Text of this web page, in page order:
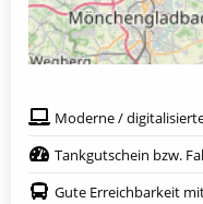
Moderne /
Tankgutschein bzw.
Gute Erreichbarkeit